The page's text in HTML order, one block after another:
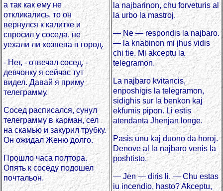
а так как ему не
откликались, то он
вернулся к калитке и
спросил у соседа, не
уехали ли хозяева в город.
- Нет, - отвечал сосед, -
девчонку я сейчас тут
видел. Давай я приму
телеграмму.
Сосед расписался, сунул
телеграмму в карман, сел
на скамью и закурил трубку.
Он ожидал Женю долго.
Прошло часа полтора.
Опять к соседу подошел
почтальон.
la najbarinon, chu forveturis al
la urbo la mastroj.
— Ne — respondis la najbaro.
— la knabinon mi jhus vidis
chi tie. Mi akceptu la
telegramon.
La najbaro kvitancis,
enposhigis la telegramon,
sidighis sur la benkon kaj
ekfumis pipon. Li estis
atendanta Jhenjan longe.
Pasis unu kaj duono da horoj.
Denove al la najbaro venis la
poshtisto.
— Jen — diris li. — Chu estas
iu incendio, hasto? Akceptu,